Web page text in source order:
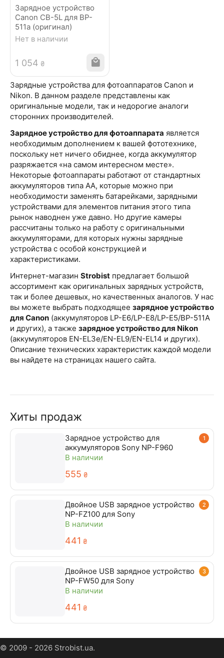
Зарядные устройства для фотоаппаратов Canon и
Nikon. В данном разделе представлены как
оригинальные модели, так и недорогие аналоги
сторонних производителей.
Зарядное устройство для фотоаппарата является
необходимым дополнением к вашей фототехнике,
поскольку нет ничего обиднее, когда аккумулятор
разряжается «на самом интересном месте».
Некоторые фотоаппараты работают от стандартных
аккумуляторов типа АА, которые можно при
необходимости заменять батарейками, зарядными
устройствами для элементов питания этого типа
рынок наводнен уже давно. Но другие камеры
рассчитаны только на работу с оригинальными
аккумуляторами, для которых нужны зарядные
устройства с особой конструкцией и
характеристиками.
Интернет-магазин Strobist предлагает большой
ассортимент как оригинальных зарядных устройств,
так и более дешевых, но качественных аналогов. У нас
вы можете выбрать подходящее зарядное устройство
для Canon (аккумуляторов LP-E6/LP-E8/LP-E5/BP-511A
и других), а также зарядное устройство для Nikon
(аккумуляторов EN-EL3e/EN-EL9/EN-EL14 и других).
Описание технических характеристик каждой модели
вы найдете на страницах нашего сайта.
Зарядное устройство
Canon CB-5L для BP-
511a (оригинал)
Нет в наличии
1 054 ₴
Хиты продаж
1
Зарядное устройство для
аккумуляторов Sony NP-F960
В наличии
‍555‍ ₴
2
Двойное USB зарядное устройство
NP-FZ100 для Sony
В наличии
‍441‍ ₴
3
Двойное USB зарядное устройство
NP-FW50 для Sony
В наличии
‍441‍ ₴
© 2009 - 2026 Strobist.ua.